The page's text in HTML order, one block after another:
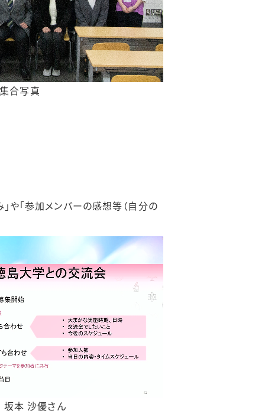
集合写真
や「参加メンバーの感想等（自分の
本 沙優さん